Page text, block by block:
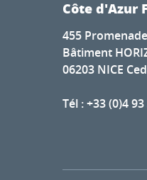
Côte d'Azur
455
Bâtiment
06203 NICE
Tél : +33 (0)4